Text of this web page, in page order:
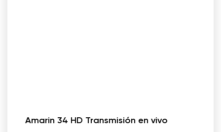
Amarin 34 HD Transmisión en vivo